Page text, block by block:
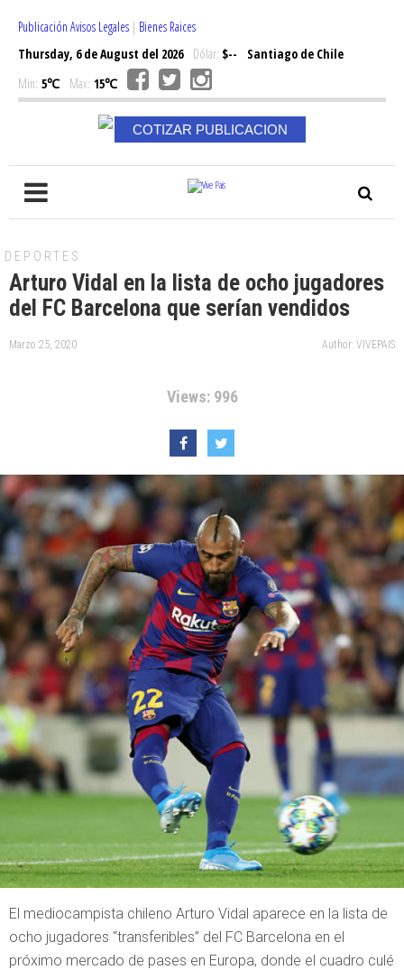
Publicación Avisos Legales | Bienes Raices
Thursday, 6 de August del 2026Dólar: $--
Santiago de Chile
Min: 5℃ Max: 15℃
COTIZAR PUBLICACION
DEPORTES
Arturo Vidal en la lista de ocho jugadores
del FC Barcelona que serían vendidos
Marzo 25, 2020 Author: VIVEPAIS
Views: 996
El mediocampista chileno Arturo Vidal aparece en la lista de
ocho jugadores “transferibles” del FC Barcelona en el
próximo mercado de pases en Europa, donde el cuadro culé